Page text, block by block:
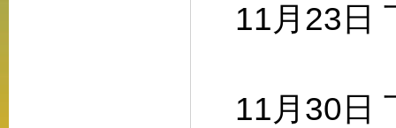
11 月 23 日
11 月 30 日